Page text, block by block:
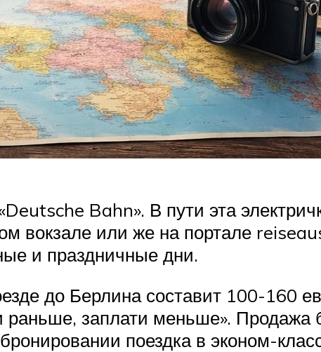
Bahn». В пути эта
вокзале или же на портале
и праздничные дни.
до Берлина составит 100-160
раньше, заплати меньше». Продажа
поездка в эконом-